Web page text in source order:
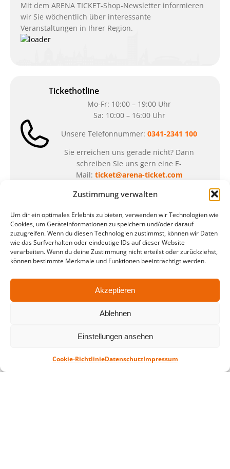
Zustimmung verwalten
Um dir ein optimales Erlebnis zu bieten, verwenden wir Technologien wie
Cookies, um Geräteinformationen zu speichern und/oder darauf
zuzugreifen. Wenn du diesen Technologien zustimmst, können wir Daten
wie das Surfverhalten oder eindeutige IDs auf dieser Website
verarbeiten. Wenn du deine Zustimmung nicht erteilst oder zurückziehst,
können bestimmte Merkmale und Funktionen beeinträchtigt werden.
Akzeptieren
Ablehnen
Einstellungen ansehen
Cookie-RichtlinieDatenschutzImpressum
Mit dem ARENA TICKET-Shop-Newsletter informieren
wir Sie wöchentlich über interessante
Veranstaltungen in Ihrer Region.
Tickethotline
Mo-Fr: 10:00 – 19:00 Uhr
Sa: 10:00 – 16:00 Uhr
Unsere Telefonnummer: 0341-2341 100
Sie erreichen uns gerade nicht? Dann
schreiben Sie uns gern eine E-
Mail: ticket@arena-ticket.com
unsere Sonderöffnungszeiten im Sommer:
in der Zeit vom 06.07. – 07.08.2026
Montag – Freitag: 10-18 Uhr Samstag:
Standort
QUARTERBACK Immobilien ARENA
Nahverkehr: Straßenbahn Linien 3, 4, 7, 8, 15